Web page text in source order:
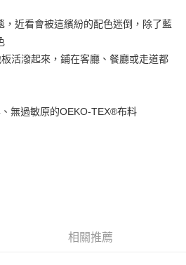
彰化商業銀行
兆豐國際商業銀行
永豐商業銀行
台北富邦商業銀行
華泰商業銀行
含以上)免運費
，近看會被這繽紛的配色迷倒，除了藍
活潑起來，鋪在客廳、餐廳或走道都
無過敏原的OEKO-TEX®布料
相關推薦